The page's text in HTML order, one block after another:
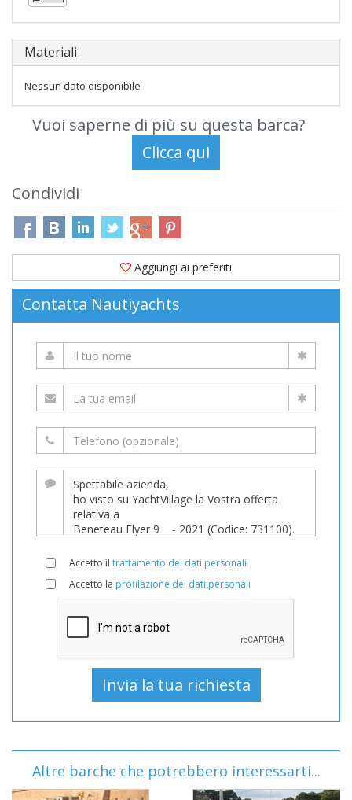
Materiali
Nessun dato disponibile
Vuoi saperne di più su questa barca?
Condividi
Aggiungi ai preferiti
Contatta Nautiyachts
Accetto il trattamento dei dati personali
Accetto la profilazione dei dati personali
Altre barche che potrebbero interessarti...